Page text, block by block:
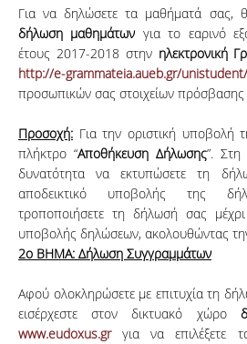
Για να δηλώσετε τα μαθήματά σας,
δήλωση μαθημάτων για το εαρινό
έτους 2017-2018 στην ηλεκτρονική
http://e-grammateia.aueb.gr/unistudent/
προσωπικών σας στοιχείων
Προσοχή: Για την οριστική υποβολή
πλήκτρο “Αποθήκευση Δήλωσης”. Στη
δυνατότητα να εκτυπώσετε τη
αποδεικτικό υποβολής της
τροποποιήσετε τη δήλωσή σας
υποβολής δηλώσεων, ακολουθώντας την
2ο ΒΗΜΑ: Δήλωση Συγγραμμάτων
Αφού ολοκληρώσετε με επιτυχία τη
εισέρχεστε στον δικτυακό χώρο
www.eudoxus.grγια να επιλέξετε